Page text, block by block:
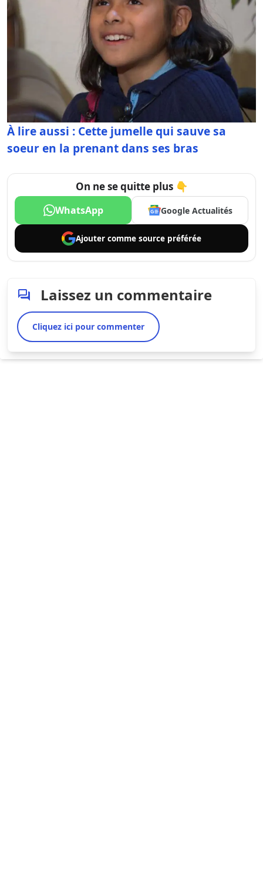
À lire aussi : Cette jumelle qui sauve sa
soeur en la prenant dans ses bras
On ne se quitte plus 👇
WhatsApp Google Actualités
Ajouter comme source préférée
Laissez un commentaire
Cliquez ici pour commenter